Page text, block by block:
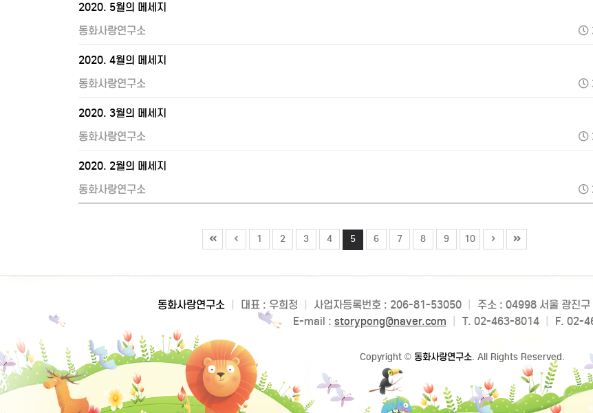
2020. 5월의 메세지
동화사랑연구소
2020. 4월의 메세지
동화사랑연구소
2020. 3월의 메세지
동화사랑연구소
2020. 2월의 메세지
동화사랑연구소
1 2 3 4 5 6 7 8 9 10
동화사랑연구소 대표 : 우희정 사업자등록번호 : 206-81-53050
주소 : 04998 서울 광진
E-mail : storypong@naver.com T. 02-463-8014 F. 02-
Copyright © 동화사랑연구소. All Rights Reserved.